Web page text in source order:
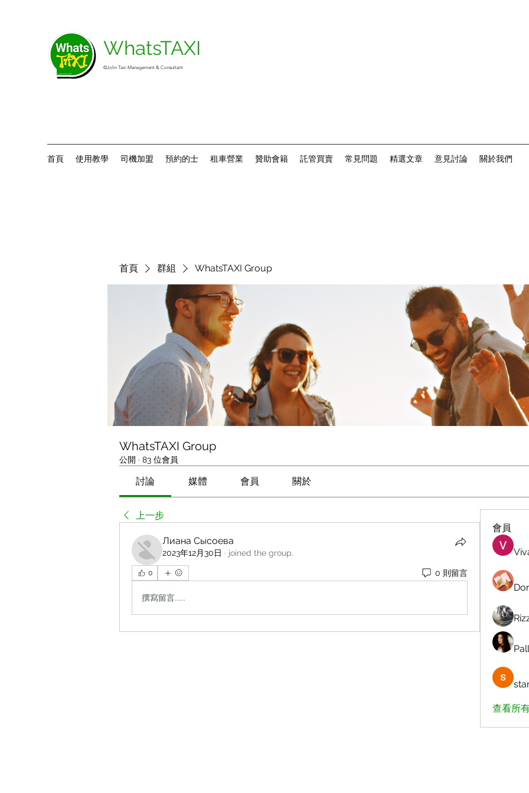
WhatsTAXI
©Jolin Taxi Management & Consultant
首頁 使用教學 司機加盟 預約的士 租車營業 贊助會籍 託管買賣 常見問題 精選文章 意見討論 關於我們
首頁 群組 WhatsTAXI Group
WhatsTAXI Group
公開 · 83 位會員
討論 媒體 會員 關於
上一步
Лиана Сысоева
2023年12月30日 · joined the group.
0 0 則留言
撰寫留言......
會員
查看所